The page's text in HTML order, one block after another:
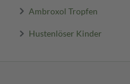
Ambroxol Tropfen
Hustenlöser Kinder